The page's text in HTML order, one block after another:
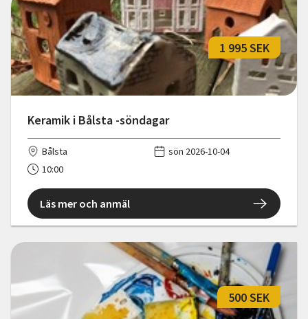
Keramik i Bålsta -söndagar
1 995 SEK
Bålsta
sön 2026-10-04
10:00
Läs mer och anmäl
500 SEK